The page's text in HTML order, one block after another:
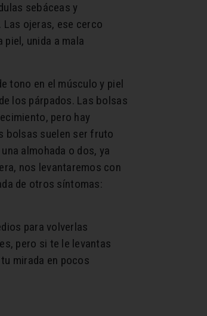
sebáceas y
ojeras, ese cerco
unida a mala
tono en el músculo y piel
los párpados. Las bolsas
pero hay
bolsas suelen ser fruto
almohada o dos, ya
nos levantaremos con
de otros síntomas:
para volverlas
pero si te le levantas
mirada en pocos